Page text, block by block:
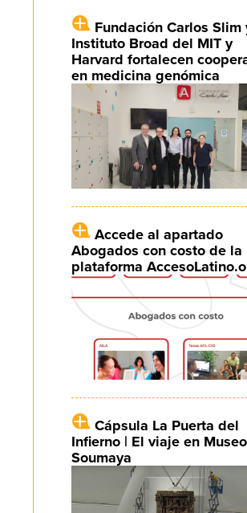
Fundación Carlos Slim
Instituto Broad del MIT y
Harvard fortalecen
en medicina genómica
Accede al apartado
Abogados con costo de la
plataforma
Cápsula La Puerta del
Infierno | El viaje en Museo
Soumaya